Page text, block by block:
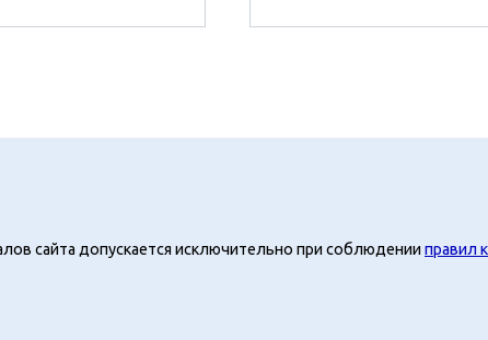
сайта допускается исключительно при соблюденииправил